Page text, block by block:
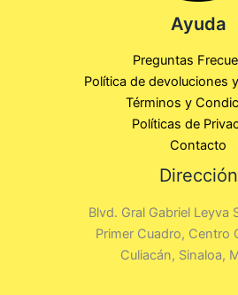
Ayuda
Preguntas
Política de devoluciones
Términos y
Políticas de
Contacto
Dirección
Blvd. Gral Gabriel Leyva
Primer Cuadro, Centro
Culiacán, Sinaloa,